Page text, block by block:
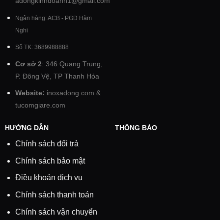
Ngân hàng: ACB - PGD Hàm
Nghi
Số TK: 3689988888
Cơ sở 2: 346 Quang Trung,
P. Đông Vệ, TP Thanh Hóa
Website: inoxadong.com &
tucomgiare.com
HƯỚNG DẪN
Chính sách đổi trả
Chính sách bảo mật
Điều khoản dịch vụ
Chính sách thanh toán
Chính sách vận chuyển
THÔNG BÁO